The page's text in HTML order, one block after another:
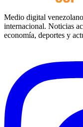
Medio digital
internacional. Noticias
economía, deportes y